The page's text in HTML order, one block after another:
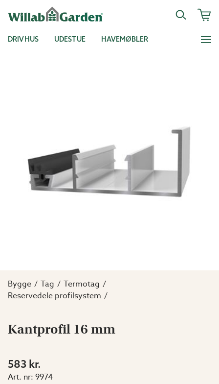
DRIVHUS UDESTUE HAVEMØBLER
Bygge Tag
Termotag
Reservedele profilsystem
Kantprofil 16 mm
583 kr.
Art. nr: 9974